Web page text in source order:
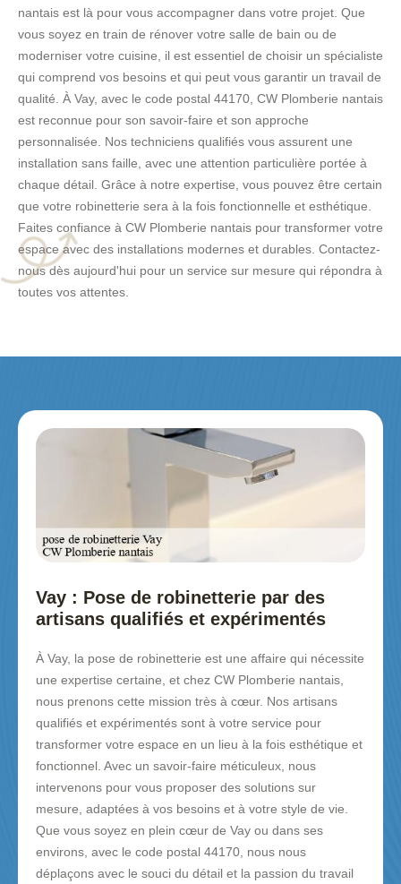
nantais est là pour vous accompagner dans votre projet. Que
vous soyez en train de rénover votre salle de bain ou de
moderniser votre cuisine, il est essentiel de choisir un spécialiste
qui comprend vos besoins et qui peut vous garantir un travail de
qualité. À Vay, avec le code postal 44170, CW Plomberie nantais
est reconnue pour son savoir-faire et son approche
personnalisée. Nos techniciens qualifiés vous assurent une
installation sans faille, avec une attention particulière portée à
chaque détail. Grâce à notre expertise, vous pouvez être certain
que votre robinetterie sera à la fois fonctionnelle et esthétique.
Faites confiance à CW Plomberie nantais pour transformer votre
espace avec des installations modernes et durables. Contactez-
nous dès aujourd'hui pour un service sur mesure qui répondra à
toutes vos attentes.
Vay : Pose de robinetterie par des
artisans qualifiés et expérimentés
À Vay, la pose de robinetterie est une affaire qui nécessite
une expertise certaine, et chez CW Plomberie nantais,
nous prenons cette mission très à cœur. Nos artisans
qualifiés et expérimentés sont à votre service pour
transformer votre espace en un lieu à la fois esthétique et
fonctionnel. Avec un savoir-faire méticuleux, nous
intervenons pour vous proposer des solutions sur
mesure, adaptées à vos besoins et à votre style de vie.
Que vous soyez en plein cœur de Vay ou dans ses
environs, avec le code postal 44170, nous nous
déplaçons avec le souci du détail et la passion du travail